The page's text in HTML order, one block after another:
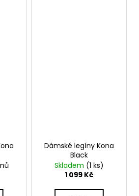
Dámské legíny Kona
Black
Skladem (1 ks)
1 099 Kč